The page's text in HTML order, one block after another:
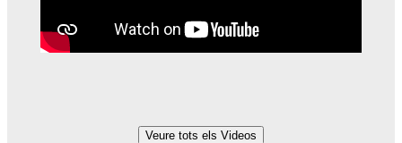
Veure tots els Videos